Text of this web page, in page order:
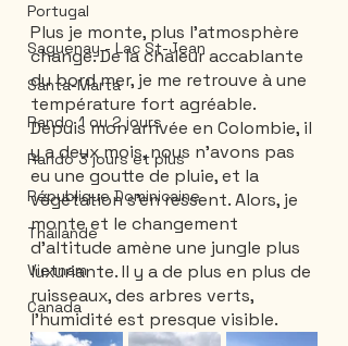
Portugal
Saguenay - Lac St-Jean
Santa-Marta
Rando 1 ou 2 jours
Rando 3 jours et plus
République Dominicaine
Thailande
Vietnam
Canada
Plus je monte, plus l’atmosphère
change. De la chaleur accablante
du bord mer, je me retrouve à une
température fort agréable.
Depuis mon arrivée en Colombie, il
y a deux mois, nous n’avons pas
eu une goutte de pluie, et la
végétation s’en ressent. Alors, je
monte et le changement
d’altitude amène une jungle plus
luxuriante. Il y a de plus en plus de
ruisseaux, des arbres verts,
l’humidité est presque visible.